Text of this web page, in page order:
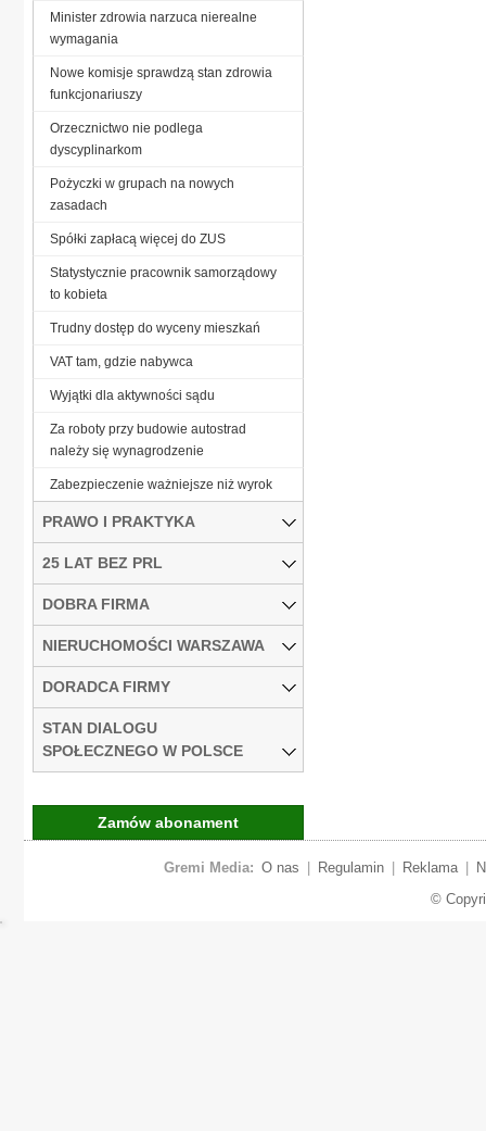
Minister zdrowia narzuca nierealne
wymagania
Nowe komisje sprawdzą stan zdrowia
funkcjonariuszy
Orzecznictwo nie podlega
dyscyplinarkom
Pożyczki w grupach na nowych
zasadach
Spółki zapłacą więcej do ZUS
Statystycznie pracownik samorządowy
to kobieta
Trudny dostęp do wyceny mieszkań
VAT tam, gdzie nabywca
Wyjątki dla aktywności sądu
Za roboty przy budowie autostrad
należy się wynagrodzenie
Zabezpieczenie ważniejsze niż wyrok
PRAWO I PRAKTYKA
25 LAT BEZ PRL
DOBRA FIRMA
NIERUCHOMOŚCI WARSZAWA
DORADCA FIRMY
STAN DIALOGU
SPOŁECZNEGO W POLSCE
Zamów abonament
Gremi Media: O nas Regulamin Reklama
©